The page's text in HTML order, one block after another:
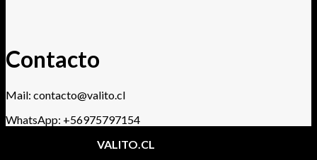
Contacto
Mail: contacto@valito.cl
WhatsApp: +56975797154
VALITO.CL